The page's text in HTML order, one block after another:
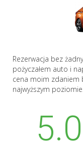
Rezerwacja bez
pożyczałem auto i
cena moim zdaniem
najwyższym poziomie.
5.0